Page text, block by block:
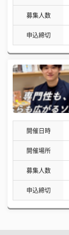
募集人数
申込締切
開催日時
開催場所
募集人数
申込締切